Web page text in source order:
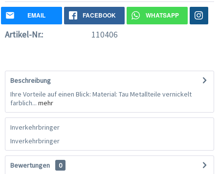
EMAIL FACEBOOK WHATSAPP
Artikel-Nr.: 110406
Beschreibung
Ihre Vorteile auf einen Blick: Material: Tau Metallteile vernickelt
farblich... mehr
Inverkehrbringer
Inverkehrbringer
Bewertungen
0